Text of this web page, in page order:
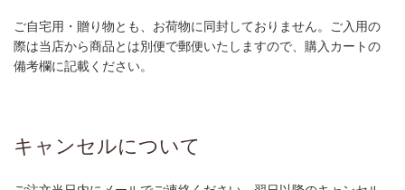
ご自宅用・贈り物とも、お荷物に同封しておりません。ご入用の
際は当店から商品とは別便で郵便いたしますので、購入カートの
備考欄に記載ください。
キャンセルについて